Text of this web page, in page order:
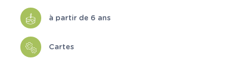
à partir de 6 ans
Cartes